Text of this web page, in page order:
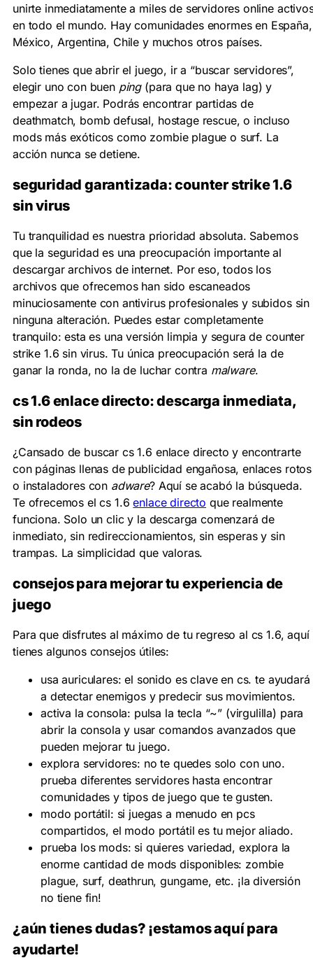
unirte inmediatamente a miles de servidores online
en todo el mundo. Hay comunidades enormes en España,
México, Argentina, Chile y muchos otros países.
Solo tienes que abrir el juego, ir a “buscar servidores”,
elegir uno con buen ping(para que no haya lag) y
empezar a jugar. Podrás encontrar partidas de
deathmatch, bomb defusal, hostage rescue, o incluso
mods más exóticos como zombie plague o surf. La
acción nunca se detiene.
seguridad garantizada:counter strike 1.6
sin virus
Tu tranquilidad es nuestra prioridad absoluta. Sabemos
que la seguridad es una preocupación importante al
descargar archivos de internet. Por eso, todos los
archivos que ofrecemos han sido escaneados
minuciosamente con antivirus profesionales y subidos sin
ninguna alteración. Puedes estar completamente
tranquilo: esta es una versión limpia y segura de counter
strike 1.6 sin virus. Tu única preocupación será la de
ganar la ronda, no la de luchar contra malware.
cs 1.6enlace directo: descarga inmediata,
sin rodeos
¿Cansado de buscar cs 1.6 enlace directo y encontrarte
con páginas llenas de publicidad engañosa, enlaces rotos
o instaladores con adware? Aquí se acabó la búsqueda.
Te ofrecemos elcs 1.6enlace directo que realmente
funciona. Solo un clic y la descarga comenzará de
inmediato, sin redireccionamientos, sin esperas y sin
trampas. La simplicidad que valoras.
consejos para mejorar tu experiencia de
juego
Para que disfrutes al máximo de tu regreso al cs 1.6, aquí
tienes algunos consejos útiles:
usa auriculares: el sonido es clave en cs. te ayudará
a detectar enemigos y predecir sus movimientos.
activa la consola: pulsa la tecla “~” (virgulilla) para
abrir la consola y usar comandos avanzados que
pueden mejorar tu juego.
explora servidores: no te quedes solo con uno.
prueba diferentes servidores hasta encontrar
comunidades y tipos de juego que te gusten.
modo portátil: si juegas a menudo en pcs
compartidos, el modo portátil es tu mejor aliado.
prueba los mods: si quieres variedad, explora la
enorme cantidad de mods disponibles: zombie
plague, surf, deathrun, gungame, etc. ¡la diversión
no tiene fin!
¿aún tienes dudas? ¡estamos aquí para
ayudarte!